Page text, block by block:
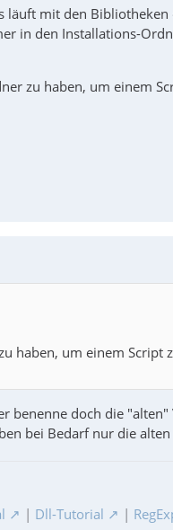
läuft mit den
in den Installations-
zu haben, um einem
haben, um einem Script
doch die
bei Bedarf nur die alten
| Dll-Tutorial |